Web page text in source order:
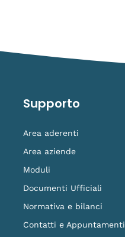
Supporto
Area aderenti
Area aziende
Moduli
Documenti Ufficiali
Normativa e bilanci
Contatti e Appuntamenti